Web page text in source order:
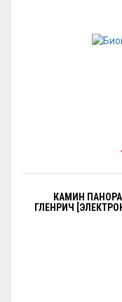
КАМИН
ГЛЕНРИЧ